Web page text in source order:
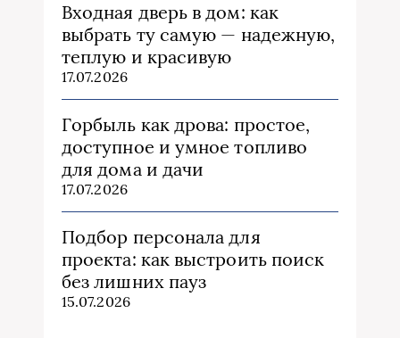
Входная дверь в дом: как
выбрать ту самую — надежную,
теплую и красивую
17.07.2026
Горбыль как дрова: простое,
доступное и умное топливо
для дома и дачи
17.07.2026
Подбор персонала для
проекта: как выстроить поиск
без лишних пауз
15.07.2026